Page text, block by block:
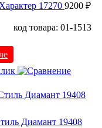
17270 9200 ₽
код товара: 01-1513
Диамант 19408